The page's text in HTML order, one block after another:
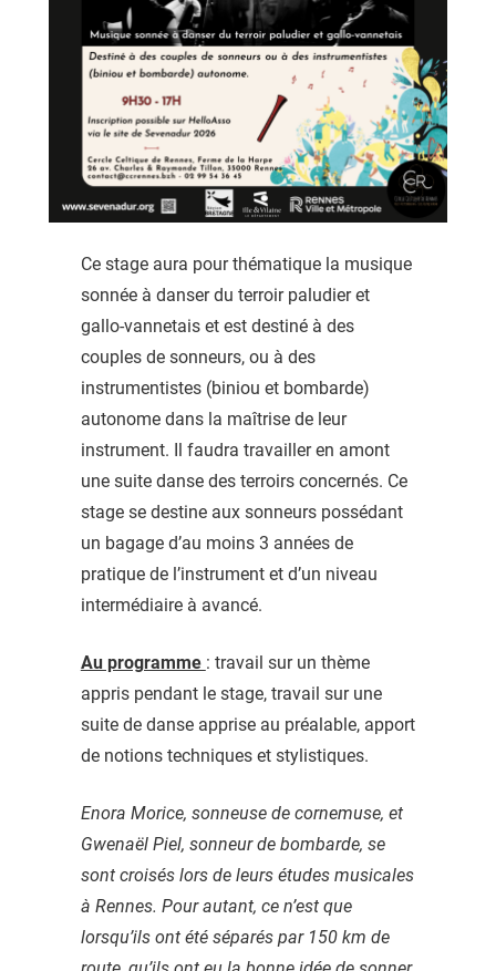
Ce stage aura pour thématique la musique
sonnée à danser du terroir paludier et
gallo-vannetais et est destiné à des
couples de sonneurs, ou à des
instrumentistes (biniou et bombarde)
autonome dans la maîtrise de leur
instrument. Il faudra travailler en amont
une suite danse des terroirs concernés. Ce
stage se destine aux sonneurs possédant
un bagage d’au moins 3 années de
pratique de l’instrument et d’un niveau
intermédiaire à avancé.
Au programme : travail sur un thème
appris pendant le stage, travail sur une
suite de danse apprise au préalable, apport
de notions techniques et stylistiques.
Enora Morice, sonneuse de cornemuse, et
Gwenaël Piel, sonneur de bombarde, se
sont croisés lors de leurs études musicales
à Rennes. Pour autant, ce n’est que
lorsqu’ils ont été séparés par 150 km de